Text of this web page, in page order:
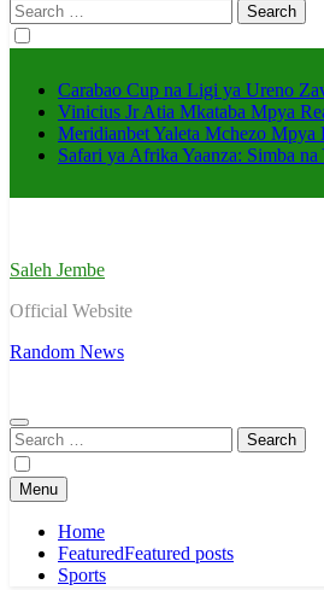
Search
for:
Carabao Cup na Ligi ya Ureno
Vinicius Jr Atia Mkataba Mpya
Meridianbet Yaleta Mchezo Mpya
Safari ya Afrika Yaanza: Simba
Saleh Jembe
Official Website
Random News
Search
for:
Menu
Home
FeaturedFeatured posts
Sports